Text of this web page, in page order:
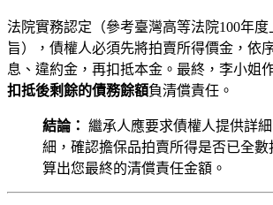
法院實務認定（參考臺灣高等法院100年度
旨），債權人必須先將拍賣所得價金，依
息、違約金，再扣抵本金。最終，李小姐
扣抵後剩餘的債務餘額負清償責任。
結論： 繼承人應要求債權人提供詳
細，確認擔保品拍賣所得是否已全數
算出您最終的清償責任金額。